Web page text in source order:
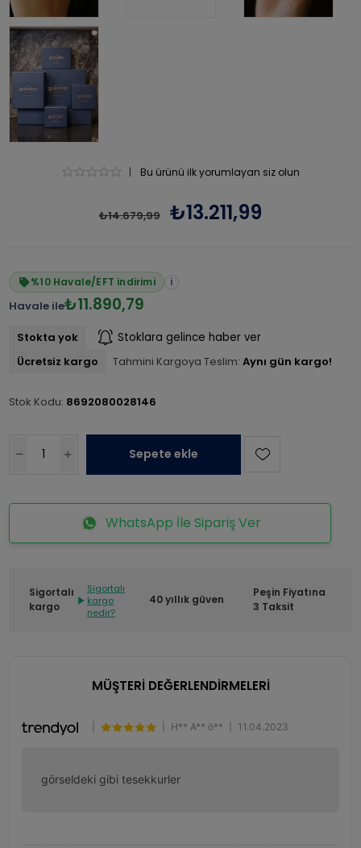
| Bu ürünü ilk yorumlayan siz olun
₺14.679,99 ₺13.211,99
%10 Havale/EFT indirimi i
Havale ile₺11.890,79
Stokta yok
Stoklara gelince haber ver
Ücretsiz kargo
Tahmini Kargoya Teslim: Aynı gün kargo!
Stok Kodu: 8692080028146
Sepete ekle
WhatsApp İle Sipariş Ver
Sigortalı
kargo
Sigortalı
kargo
nedir?
40 yıllık güven
Peşin Fiyatına
3 Taksit
MÜŞTERİ DEĞERLENDİRMELERİ
H** A** ö** 11.04.2023
görseldeki gibi tesekkurler